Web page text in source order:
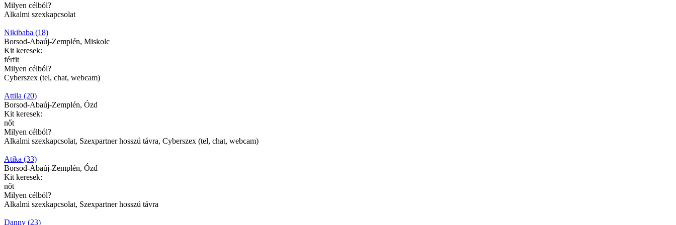
Milyen célból?
Alkalmi szexkapcsolat
Nikibaba (18)
Borsod-Abaúj-Zemplén, Miskolc
Kit keresek:
férfit
Milyen célból?
Cyberszex (tel, chat, webcam)
Attila (20)
Borsod-Abaúj-Zemplén, Ózd
Kit keresek:
nőt
Milyen célból?
Alkalmi szexkapcsolat, Szexpartner hosszú távra, Cyberszex (tel, chat, webcam)
Atika (33)
Borsod-Abaúj-Zemplén, Ózd
Kit keresek:
nőt
Milyen célból?
Alkalmi szexkapcsolat, Szexpartner hosszú távra
Danny (23)